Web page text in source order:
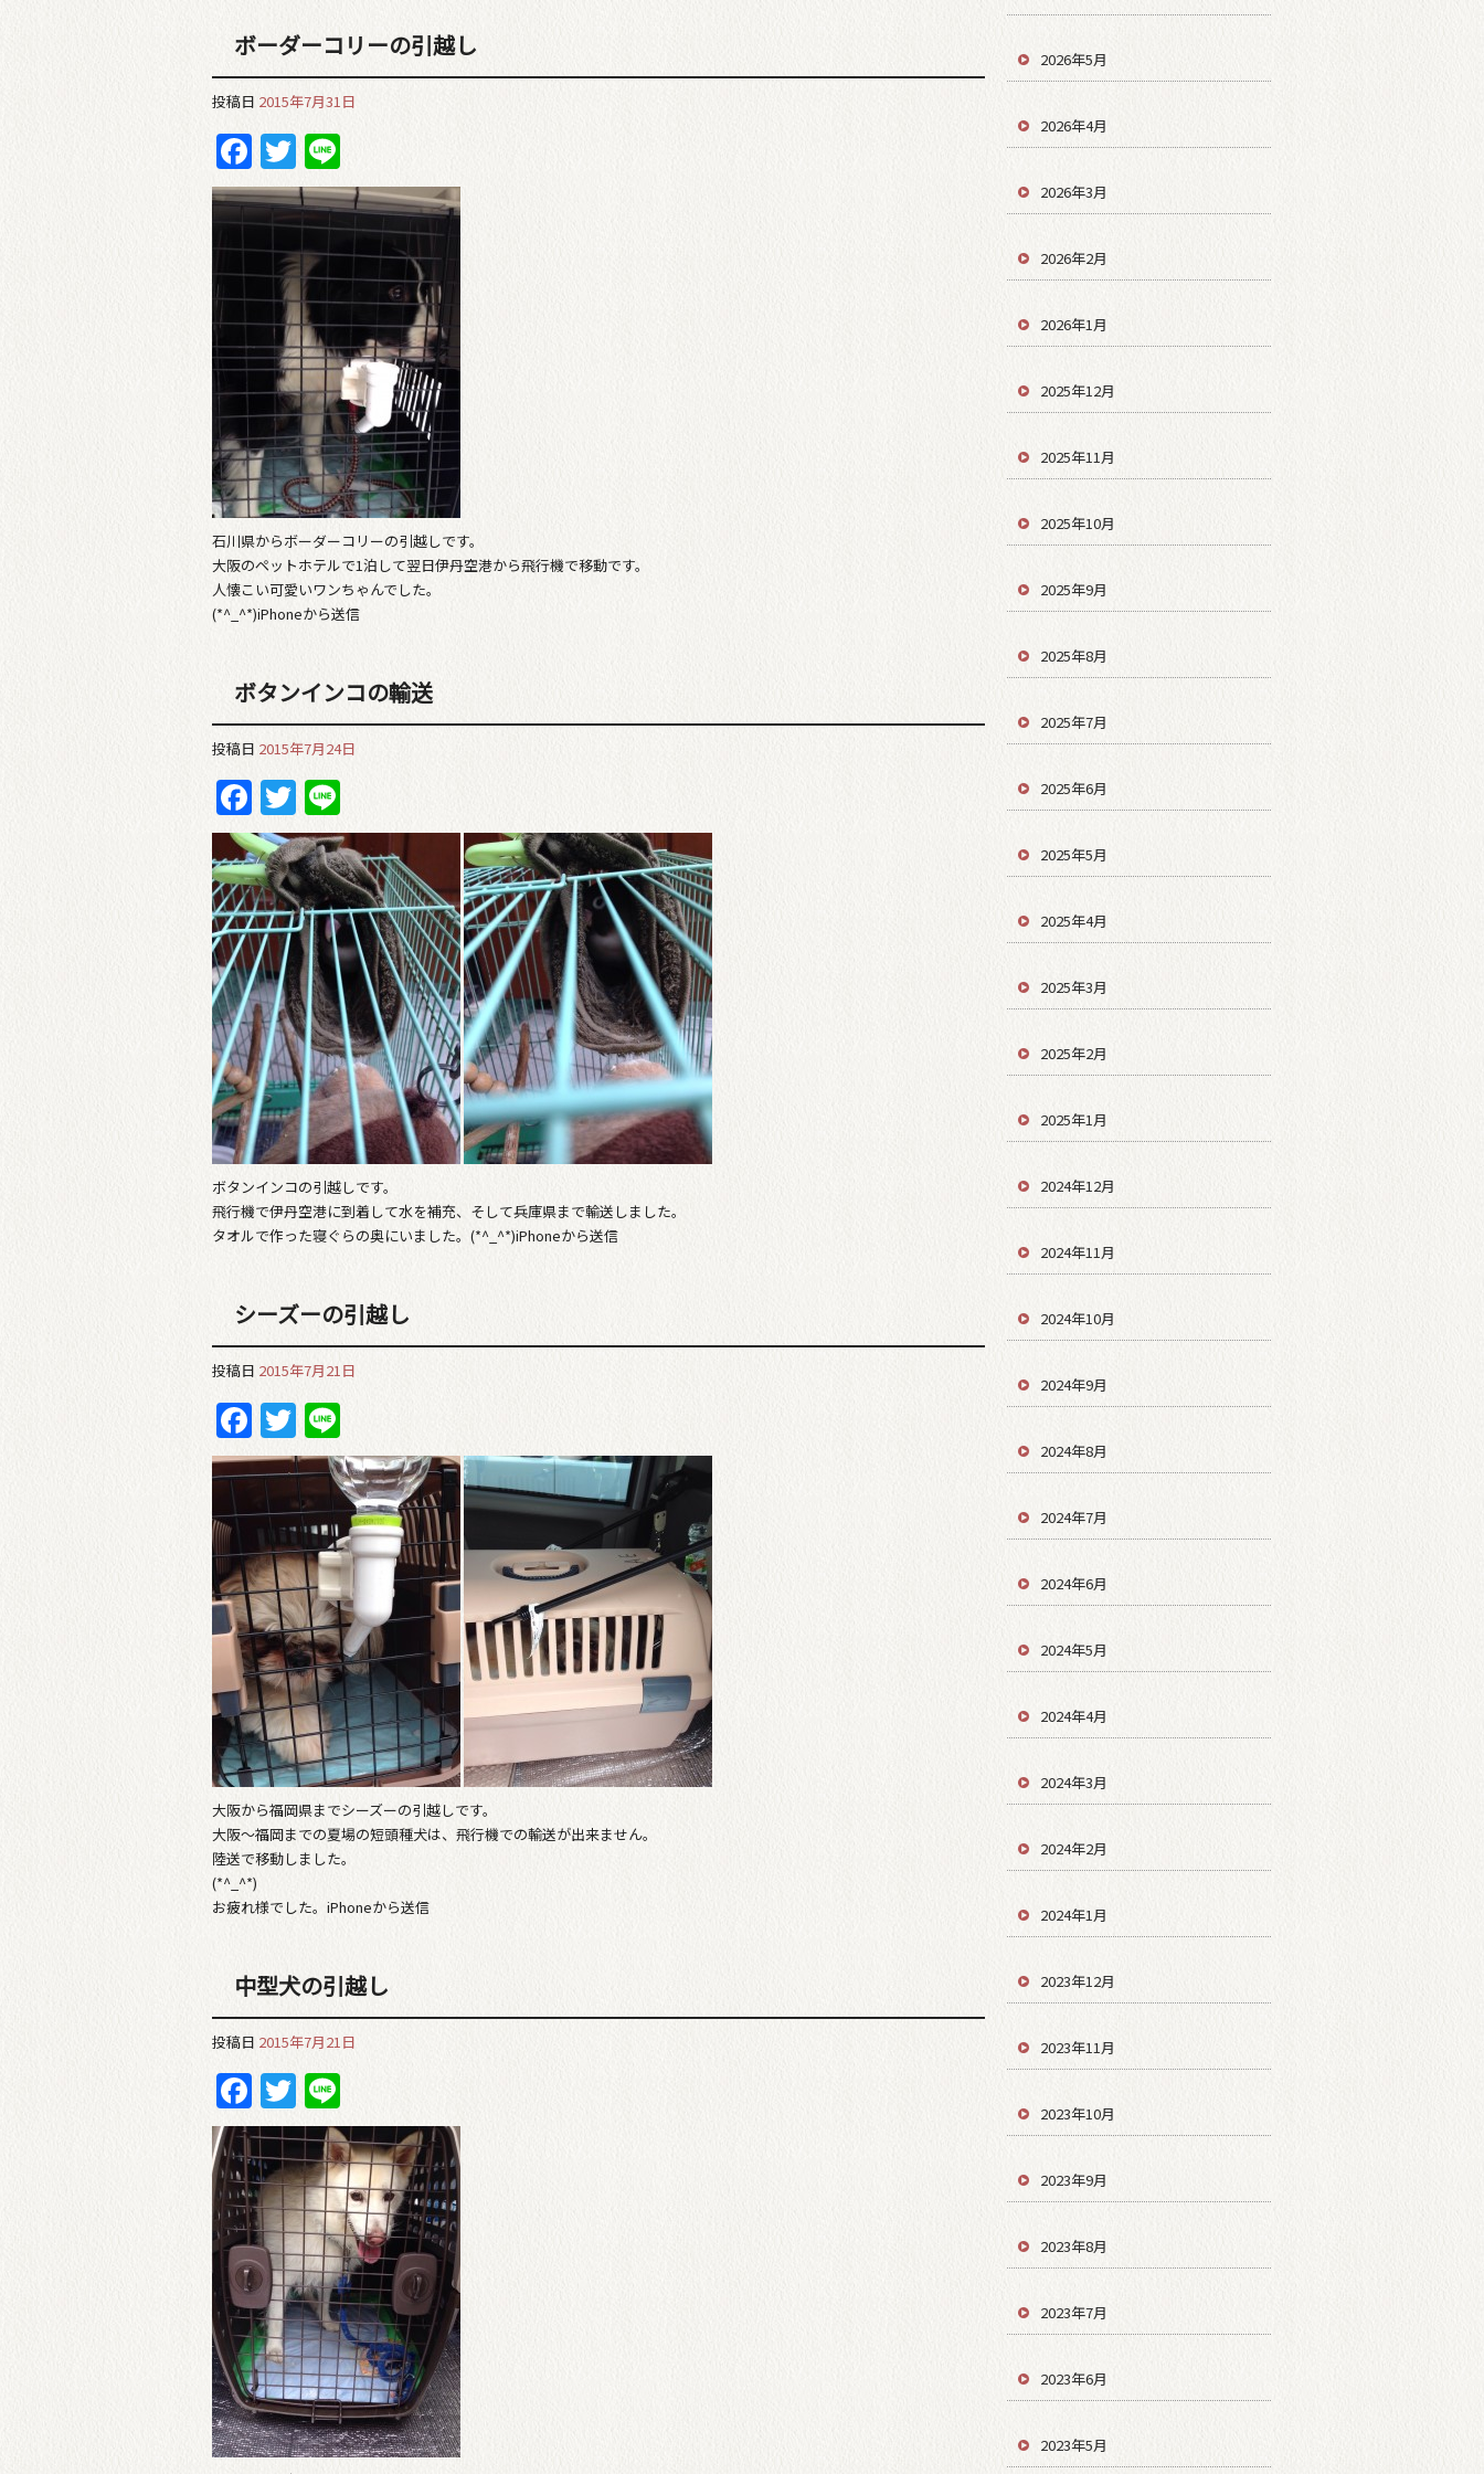
ボーダーコリーの引越し
投稿日 2015年7月31日
Facebook
Twitter
石川県からボーダーコリーの引越しです。
大阪のペットホテルで1泊して翌日伊丹空港から飛行機で移動です。
人懐こい可愛いワンちゃんでした。
(*^_^*)iPhoneから送信
ボタンインコの輸送
投稿日 2015年7月24日
Facebook
Twitter
ボタンインコの引越しです。
飛行機で伊丹空港に到着して水を補充、そして兵庫県まで輸送しました。
タオルで作った寝ぐらの奥にいました。(*^_^*)iPhoneから送信
シーズーの引越し
投稿日 2015年7月21日
Facebook
Twitter
大阪から福岡県までシーズーの引越しです。
大阪〜福岡までの夏場の短頭種犬は、飛行機での輸送が出来ません。
陸送で移動しました。
(*^_^*)
お疲れ様でした。iPhoneから送信
中型犬の引越し
投稿日 2015年7月21日
Facebook
Twitter
2026年5月
2026年4月
2026年3月
2026年2月
2026年1月
2025年12月
2025年11月
2025年10月
2025年9月
2025年8月
2025年7月
2025年6月
2025年5月
2025年4月
2025年3月
2025年2月
2025年1月
2024年12月
2024年11月
2024年10月
2024年9月
2024年8月
2024年7月
2024年6月
2024年5月
2024年4月
2024年3月
2024年2月
2024年1月
2023年12月
2023年11月
2023年10月
2023年9月
2023年8月
2023年7月
2023年6月
2023年5月